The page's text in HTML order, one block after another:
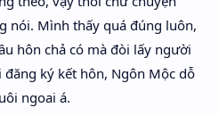
nói. Mình thấy quá đúng luôn,
hôn chả có mà đòi lấy người
ký kết hôn, Ngôn Mộc dỗ
ngoai á.